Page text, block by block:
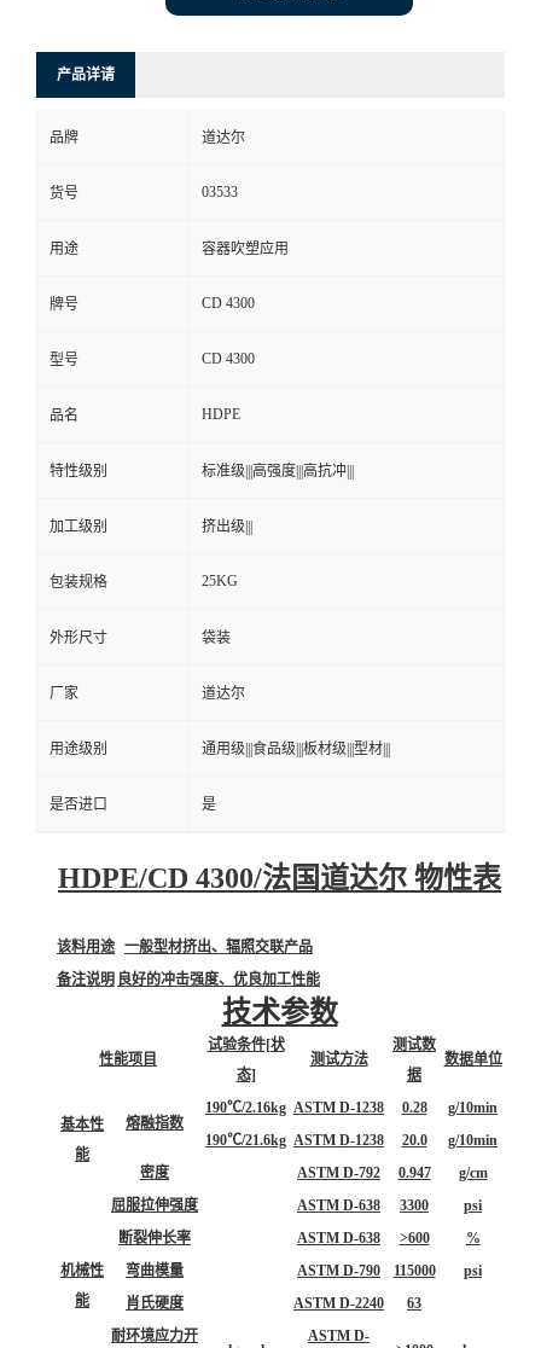
产品详请
品牌 道达尔
货号 03533
用途 容器吹塑应用
牌号 CD 4300
型号 CD 4300
品名 HDPE
特性级别 标准级|||高强度|||高抗冲|||
加工级别 挤出级|||
包装规格 25KG
外形尺寸 袋装
厂家 道达尔
用途级别 通用级|||食品级|||板材级|||型材|||
是否进口 是
HDPE/CD 4300/法国道达尔 物性表
该料用途 一般型材挤出、辐照交联产品
备注说明 良好的冲击强度、优良加工性能
技术参数
性能项目
试验条件[状
态]
测试方法
测试数
据
数据单位
基本性
能
熔融指数
190℃/2.16kg ASTM D-1238 0.28
g/10min
190℃/21.6kg ASTM D-1238 20.0
g/10min
密度
ASTM D-792 0.947 g/cm
机械性
能
屈服拉伸强度 ASTM D-638 3300
psi
断裂伸长率
ASTM D-638 >600
%
弯曲模量
ASTM D-790 115000
psi
肖氏硬度
ASTM D-2240
63
耐环境应力开
ASTM D-